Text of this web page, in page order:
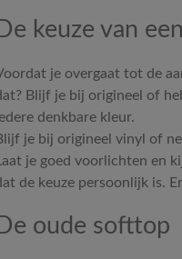
De keuze van
je overgaat tot de
Blijf je bij origineel of
denkbare kleur.
je bij origineel vinyl of
je goed voorlichten en
de keuze persoonlijk is.
De oude softtop